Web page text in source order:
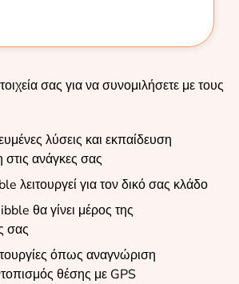
σας για να συνομιλήσετε με τους
λύσεις και εκπαίδευση
ανάγκες σας
λειτουργεί για τον δικό σας κλάδο
θα γίνει μέρος της
σας
όπως αναγνώριση
θέσης με GPS